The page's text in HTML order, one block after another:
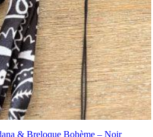
& Breloque Bohème – Noir